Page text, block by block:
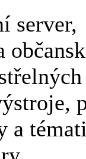
server,
a